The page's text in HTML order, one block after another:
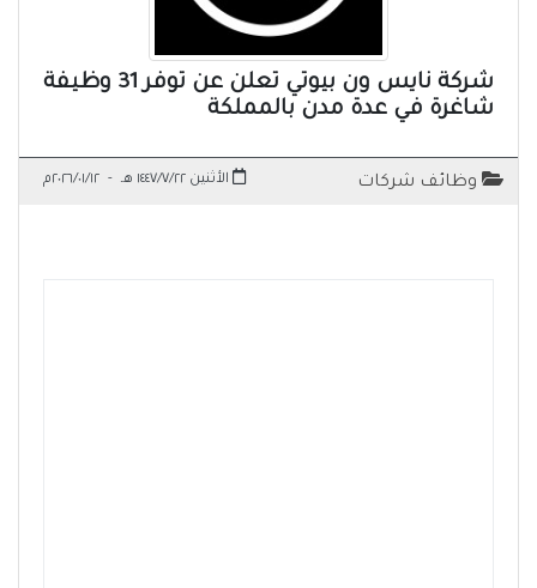
شركة نايس ون بيوتي تعلن عن توفر 31 وظيفة
شاغرة في عدة مدن بالمملكة
وظائف شركات الأثنين ١٤٤٧/٧/٢٢ هـ - ٢٠٢٦/٠١/١٢م